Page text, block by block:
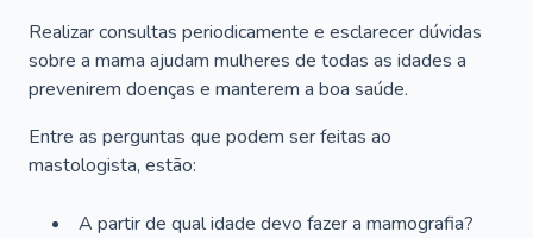
Realizar consultas periodicamente e esclarecer dúvidas
sobre a mama ajudam mulheres de todas as idades a
prevenirem doenças e manterem a boa saúde.
Entre as perguntas que podem ser feitas ao
mastologista, estão:
A partir de qual idade devo fazer a mamografia?